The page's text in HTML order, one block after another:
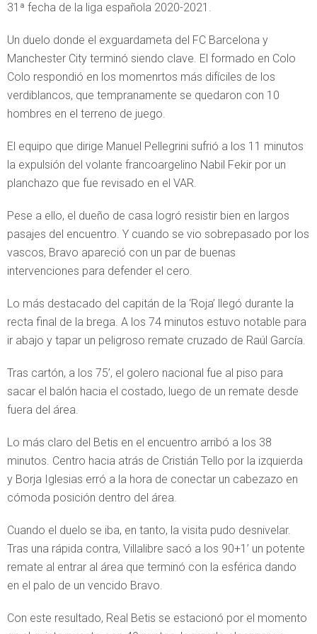
31ª fecha de la liga española 2020-2021.
Un duelo donde el exguardameta del FC Barcelona y
Manchester City terminó siendo clave. El formado en Colo
Colo respondió en los momenrtos más difíciles de los
verdiblancos, que tempranamente se quedaron con 10
hombres en el terreno de juego.
El equipo que dirige Manuel Pellegrini sufrió a los 11 minutos
la expulsión del volante francoargelino Nabil Fekir por un
planchazo que fue revisado en el VAR.
Pese a ello, el dueño de casa logró resistir bien en largos
pasajes del encuentro. Y cuando se vio sobrepasado por los
vascos, Bravo apareció con un par de buenas
intervenciones para defender el cero.
Lo más destacado del capitán de la ‘Roja’ llegó durante la
recta final de la brega. A los 74 minutos estuvo notable para
ir abajo y tapar un peligroso remate cruzado de Raúl García.
Tras cartón, a los 75’, el golero nacional fue al piso para
sacar el balón hacia el costado, luego de un remate desde
fuera del área.
Lo más claro del Betis en el encuentro arribó a los 38
minutos. Centro hacia atrás de Cristián Tello por la izquierda
y Borja Iglesias erró a la hora de conectar un cabezazo en
cómoda posición dentro del área.
Cuando el duelo se iba, en tanto, la visita pudo desnivelar.
Tras una rápida contra, Villalibre sacó a los 90+1’ un potente
remate al entrar al área que terminó con la esférica dando
en el palo de un vencido Bravo.
Con este resultado, Real Betis se estacionó por el momento